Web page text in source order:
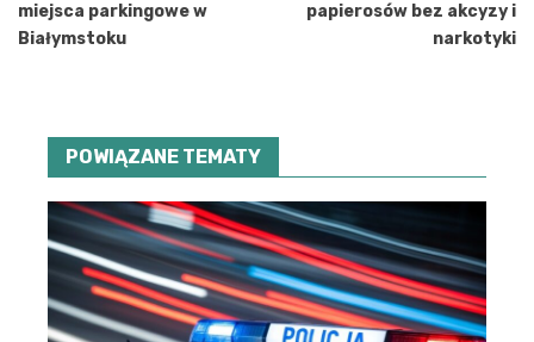
miejsca parkingowe w
Białymstoku
papierosów bez akcyzy i
narkotyki
POWIĄZANE TEMATY